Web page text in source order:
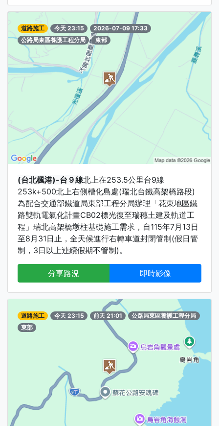
道路施工 今天 23:15
2026-07-09 17:33
公路局東區養護工程分局
東部
(台北楓港)-台９線北上在253.5公里台9線
253k+500北上右側槽化島處(瑞北台鐵高架橋路段)
為配合交通部鐵道局東部工程分局辦理「花東地區鐵
路雙軌電氣化計畫CB02標光復至瑞穗土建及軌道工
程」瑞北高架橋墩柱基礎施工需求，自115年7月13日
至8月31日止，全天候進行右轉車道封閉管制(假日管
制，3日以上連續假期不管制)。
分享路況 即時影像
道路施工 今天 23:15 前天 21:01
公路局東區養護工程分局
東部